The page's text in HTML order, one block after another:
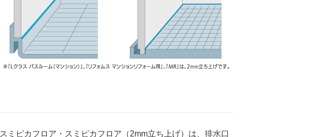
スミピカフロア・スミピカフロア（2mm立ち上げ）は、排水口